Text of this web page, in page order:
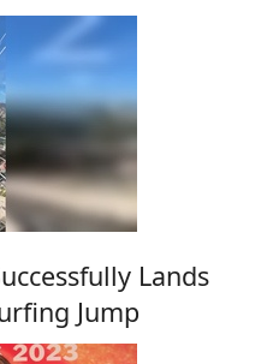
Lands
Jump